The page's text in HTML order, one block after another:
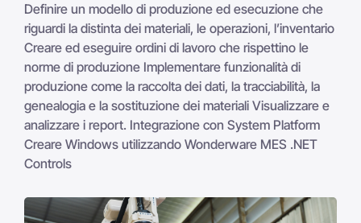
Definire un modello di produzione ed esecuzione che
riguardi la distinta dei materiali, le operazioni, l’inventario
Creare ed eseguire ordini di lavoro che rispettino le
norme di produzione Implementare funzionalità di
produzione come la raccolta dei dati, la tracciabilità, la
genealogia e la sostituzione dei materiali Visualizzare e
analizzare i report. Integrazione con System Platform
Creare Windows utilizzando Wonderware MES .NET
Controls